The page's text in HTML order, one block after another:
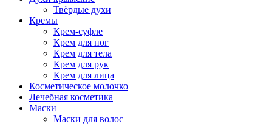
Твёрдые духи
Кремы
Крем-суфле
Крем для ног
Крем для тела
Крем для рук
Крем для лица
Косметическое молочко
Лечебная косметика
Маски
Маски для волос